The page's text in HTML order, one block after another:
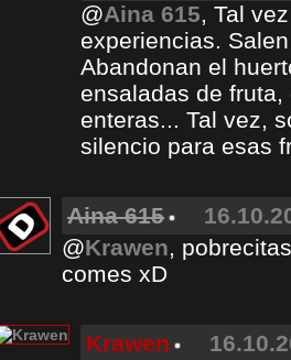
@Aina 615, Tal
experiencias.
Abandonan el
ensaladas de
enteras... Tal vez,
silencio para esas
Aina 615
@Krawen,
comes xD
Krawen